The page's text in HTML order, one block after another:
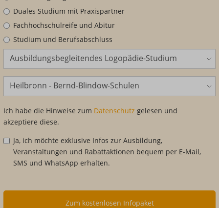
Duales Studium mit Praxispartner
Fachhochschulreife und Abitur
Studium und Berufsabschluss
Bildungsangebot
Standort
Ich habe die Hinweise zum Datenschutz gelesen und
akzeptiere diese.
Ja, ich möchte exklusive Infos zur Ausbildung,
Veranstaltungen und Rabattaktionen bequem per E-Mail,
SMS und WhatsApp erhalten.
Zum kostenlosen Infopaket